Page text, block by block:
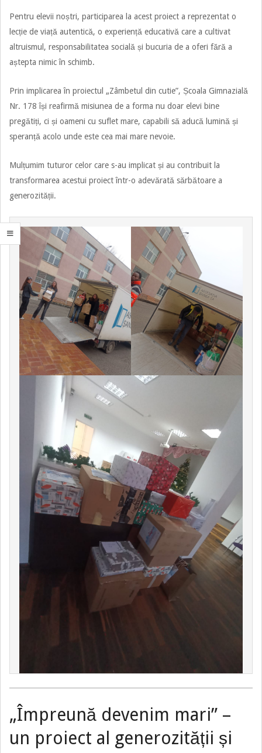
Pentru elevii noștri, participarea la acest proiect a reprezentat o
lecție de viață autentică, o experiență educativă care a cultivat
altruismul, responsabilitatea socială și bucuria de a oferi fără a
aștepta nimic în schimb.
Prin implicarea în proiectul „Zâmbetul din cutie”, Școala Gimnazială
Nr. 178 își reafirmă misiunea de a forma nu doar elevi bine
pregătiți, ci și oameni cu suflet mare, capabili să aducă lumină și
speranță acolo unde este cea mai mare nevoie.
Mulțumim tuturor celor care s-au implicat și au contribuit la
transformarea acestui proiect într-o adevărată sărbătoare a
generozității.
„Împreună devenim mari” –
un proiect al generozității și